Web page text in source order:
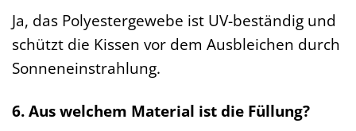
Ja, das Polyestergewebe ist UV-beständig und
schützt die Kissen vor dem Ausbleichen durch
Sonneneinstrahlung.
6. Aus welchem Material ist die Füllung?